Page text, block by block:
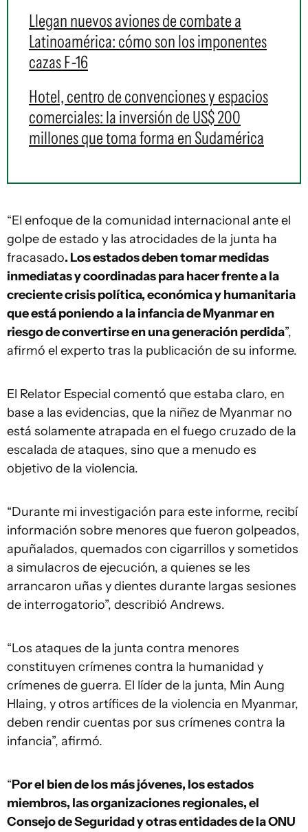
Llegan nuevos aviones de combate a
Latinoamérica: cómo son los imponentes
cazas F-16
Hotel, centro de convenciones y espacios
comerciales: la inversión de US$ 200
millones que toma forma en Sudamérica
“El enfoque de la comunidad internacional ante el
golpe de estado y las atrocidades de la junta ha
fracasado. Los estados deben tomar medidas
inmediatas y coordinadas para hacer frente a la
creciente crisis política, económica y humanitaria
que está poniendo a la infancia de Myanmar en
riesgo de convertirse en una generación perdida”,
afirmó el experto tras la publicación de su informe.
El Relator Especial comentó que estaba claro, en
base a las evidencias, que la niñez de Myanmar no
está solamente atrapada en el fuego cruzado de la
escalada de ataques, sino que a menudo es
objetivo de la violencia.
“Durante mi investigación para este informe, recibí
información sobre menores que fueron golpeados,
apuñalados, quemados con cigarrillos y sometidos
a simulacros de ejecución, a quienes se les
arrancaron uñas y dientes durante largas sesiones
de interrogatorio”, describió Andrews.
“Los ataques de la junta contra menores
constituyen crímenes contra la humanidad y
crímenes de guerra. El líder de la junta, Min Aung
Hlaing, y otros artífices de la violencia en Myanmar,
deben rendir cuentas por sus crímenes contra la
infancia”, afirmó.
“Por el bien de los más jóvenes, los estados
miembros, las organizaciones regionales, el
Consejo de Seguridad y otras entidades de la ONU